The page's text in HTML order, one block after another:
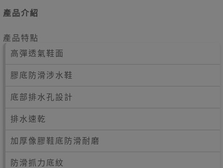
產品介紹
產品特點
高彈透氣鞋面
膠底防滑涉水鞋
底部排水孔設計
排水速乾
加厚像膠鞋底防滑耐磨
防滑抓力底紋